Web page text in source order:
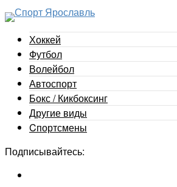
Хоккей
Футбол
Волейбол
Автоспорт
Бокс / Кикбоксинг
Другие виды
Cпортсмены
Подписывайтесь: